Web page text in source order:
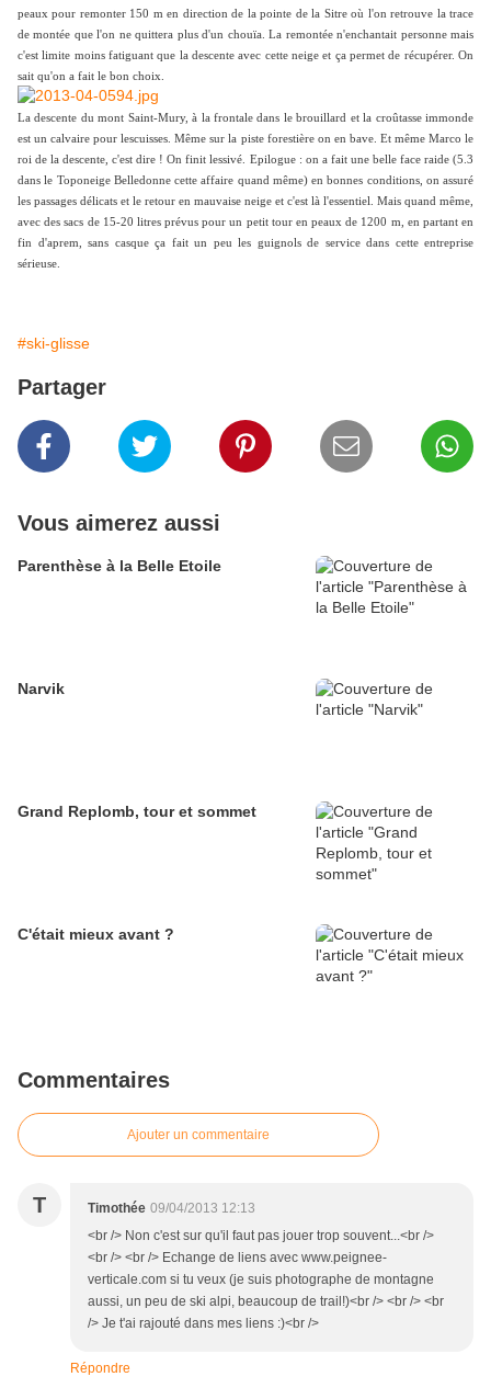
peaux pour remonter 150 m en direction de la pointe de la Sitre où l'on retrouve la trace
de montée que l'on ne quittera plus d'un chouïa. La remontée n'enchantait personne mais
c'est limite moins fatiguant que la descente avec cette neige et ça permet de récupérer. On
sait qu'on a fait le bon choix.
La descente du mont Saint-Mury, à la frontale dans le brouillard et la croûtasse immonde
est un calvaire pour lescuisses. Même sur la piste forestière on en bave. Et même Marco le
roi de la descente, c'est dire ! On finit lessivé. Epilogue : on a fait une belle face raide (5.3
dans le Toponeige Belledonne cette affaire quand même) en bonnes conditions, on assuré
les passages délicats et le retour en mauvaise neige et c'est là l'essentiel. Mais quand même,
avec des sacs de 15-20 litres prévus pour un petit tour en peaux de 1200 m, en partant en
fin d'aprem, sans casque ça fait un peu les guignols de service dans cette entreprise
sérieuse.
#ski-glisse
Partager
Vous aimerez aussi
Parenthèse à la Belle Etoile
Narvik
Grand Replomb, tour et sommet
C'était mieux avant ?
Commentaires
Ajouter un commentaire
T Timothée 09/04/2013 12:13
<br /> Non c'est sur qu'il faut pas jouer trop souvent...<br />
<br /> <br /> Echange de liens avec www.peignee-
verticale.com si tu veux (je suis photographe de montagne
aussi, un peu de ski alpi, beaucoup de trail!)<br /> <br /> <br
/> Je t'ai rajouté dans mes liens :)<br />
Répondre